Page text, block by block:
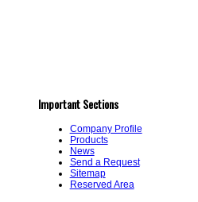
Important Sections
Company Profile
Products
News
Send a Request
Sitemap
Reserved Area